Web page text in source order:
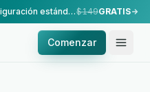
Configuración llave en mano — configuración estándar, realizada por nuestro equipo.$149GRATIS
Comenzar